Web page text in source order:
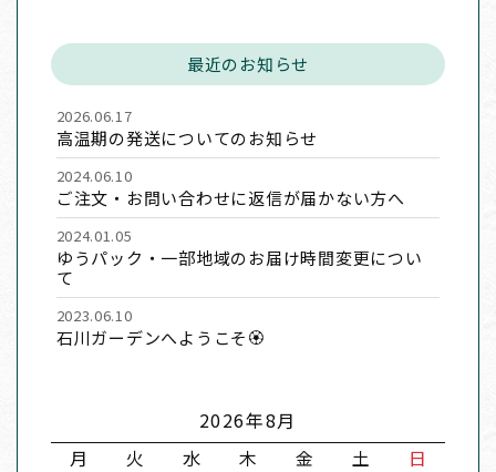
最近のお知らせ
2026.06.17
高温期の発送についてのお知らせ
2024.06.10
ご注文・お問い合わせに返信が届かない方へ
2024.01.05
ゆうパック・一部地域のお届け時間変更につい
て
2023.06.10
石川ガーデンへようこそ🏵
2026年8月
月
火 水 木 金 土 日